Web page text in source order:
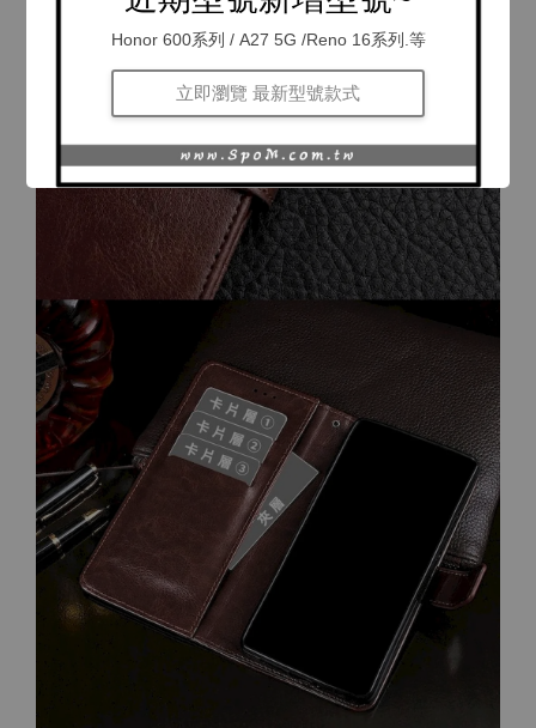
Honor 600系列 / A27 5G /Reno 16系列.等
立即瀏覽 最新型號款式